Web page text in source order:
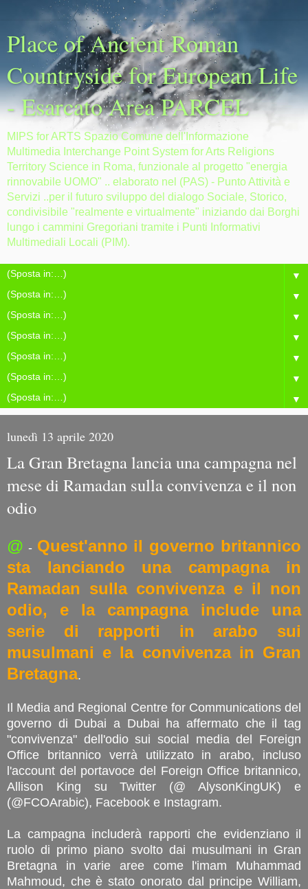
Place of Ancient Roman
Countryside for European Life
- Esarcato Area PARCEL
MIPS for ARTS Spazio Comune dell'Informazione
Multimedia Interchange Point System for Arts Religions
Territory Science in Roma, funzionale al progetto "energia
rinnovabile UOMO" .. elaborato nel (PAS) - Punto Attività e
Servizi ..per il futuro sviluppo del dialogo Sociale, Storico,
condivisibile "realmente e virtualmente" iniziando dai Borghi
lungo i cammini Gregoriani tramite i Punti Informativi
Multimediali Locali (PIM).
▼
▼
▼
▼
▼
▼
▼
lunedì 13 aprile 2020
La Gran Bretagna lancia una campagna nel
mese di Ramadan sulla convivenza e il non
odio
@ - Quest'anno il governo britannico
sta lanciando una campagna in
Ramadan sulla convivenza e il non
odio, e la campagna include una
serie di rapporti in arabo sui
musulmani e la convivenza in Gran
Bretagna.
Il Media and Regional Centre for Communications del
governo di Dubai a Dubai ha affermato che il tag
"convivenza" dell'odio sui social media del Foreign
Office britannico verrà utilizzato in arabo, incluso
l'account del portavoce del Foreign Office britannico,
Allison King su Twitter (@ AlysonKingUK) e
(@FCOArabic), Facebook e Instagram.
La campagna includerà rapporti che evidenziano il
ruolo di primo piano svolto dai musulmani in Gran
Bretagna in varie aree come l'imam Muhammad
Mahmoud, che è stato onorato dal principe William,